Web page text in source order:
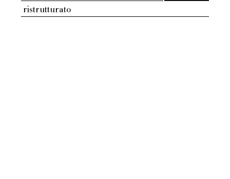
ristrutturato